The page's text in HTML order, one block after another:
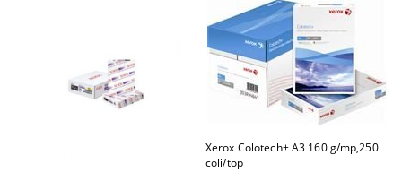
Xerox Colotech+ A3 160 g/mp,250
coli/top